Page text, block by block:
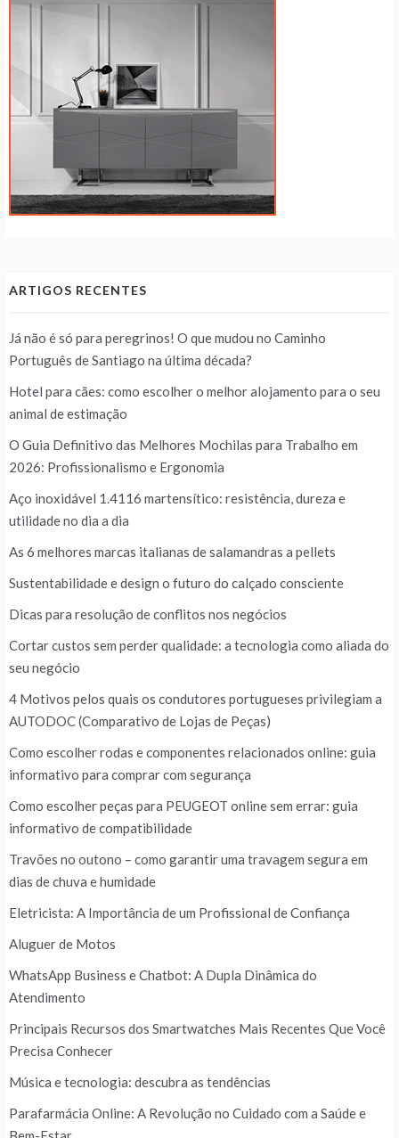
ARTIGOS RECENTES
Já não é só para peregrinos! O que mudou no Caminho
Português de Santiago na última década?
Hotel para cães: como escolher o melhor alojamento para o seu
animal de estimação
O Guia Definitivo das Melhores Mochilas para Trabalho em
2026: Profissionalismo e Ergonomia
Aço inoxidável 1.4116 martensítico: resistência, dureza e
utilidade no dia a dia
As 6 melhores marcas italianas de salamandras a pellets
Sustentabilidade e design o futuro do calçado consciente
Dicas para resolução de conflitos nos negócios
Cortar custos sem perder qualidade: a tecnologia como aliada do
seu negócio
4 Motivos pelos quais os condutores portugueses privilegiam a
AUTODOC (Comparativo de Lojas de Peças)
Como escolher rodas e componentes relacionados online: guia
informativo para comprar com segurança
Como escolher peças para PEUGEOT online sem errar: guia
informativo de compatibilidade
Travões no outono – como garantir uma travagem segura em
dias de chuva e humidade
Eletricista: A Importância de um Profissional de Confiança
Aluguer de Motos
WhatsApp Business e Chatbot: A Dupla Dinâmica do
Atendimento
Principais Recursos dos Smartwatches Mais Recentes Que Você
Precisa Conhecer
Música e tecnologia: descubra as tendências
Parafarmácia Online: A Revolução no Cuidado com a Saúde e